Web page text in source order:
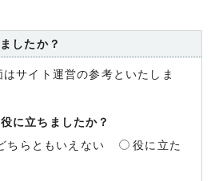
したか？
サイト運営の参考といたしま
に立ちましたか？
ちらともいえない
役に立た